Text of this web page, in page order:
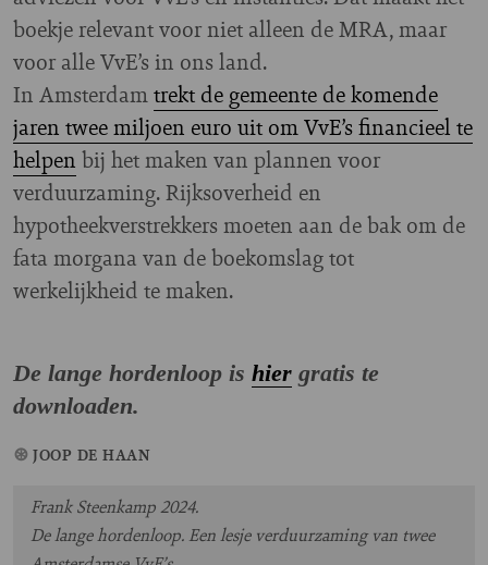
boekje relevant voor niet alleen de MRA, maar
voor alle VvE’s in ons land.
In Amsterdamtrekt de gemeente de komende
jaren twee miljoen euro uit om VvE’s financieel te
helpen bij het maken van plannen voor
verduurzaming. Rijksoverheid en
hypotheekverstrekkers moeten aan de bak om de
fata morgana van de boekomslag tot
werkelijkheid te maken.
De lange hordenloop is hier gratis te
downloaden.
JOOP DE HAAN
Frank Steenkamp 2024.
De lange hordenloop. Een lesje verduurzaming van twee